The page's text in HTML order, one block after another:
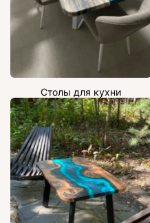
Столы для кухни